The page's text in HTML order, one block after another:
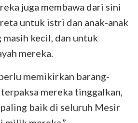
32 33 34
39 40
47 48
juga membawa dari sini
untuk istri dan anak-anak
masih kecil, dan untuk
mereka.
memikirkan barang-
mereka tinggalkan,
paling baik di seluruh Mesir